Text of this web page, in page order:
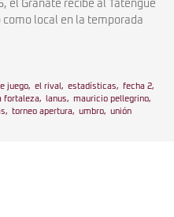
el Granate recibe al Tatengue
como local en la temporada
juego, el rival , estadísticas, fecha 2,
fortaleza, lanus, mauricio pellegrino,
, torneo apertura, umbro, unión